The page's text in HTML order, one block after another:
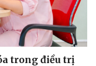
trong điều trị